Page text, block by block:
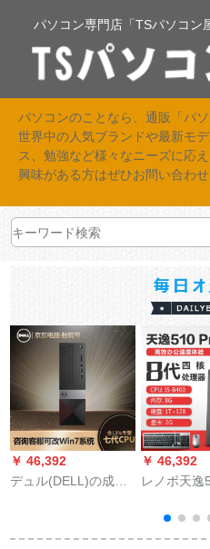
パソコン専門店「TSパソコン
パソコンのことなら、通販「パ
世界中の人気ブランドや最新モ
ス、勉強など様々なニーズに応え
興味がある方はぜひお問い合わせ
￥ 46,392
デュル(DELL)の成果
当局の财务开票はWin
￥ 46,392
レノボ天逸
ックノート
機I 5-8400